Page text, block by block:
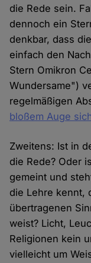
die Rede sein.
dennoch ein
denkbar, dass
einfach den
Stern Omikron
Wundersame")
regelmäßigen
bloßem Auge
Zweitens: Ist in
die Rede? Oder
gemeint und
die Lehre kennt,
übertragenen
weist? Licht,
Religionen kein
vielleicht um